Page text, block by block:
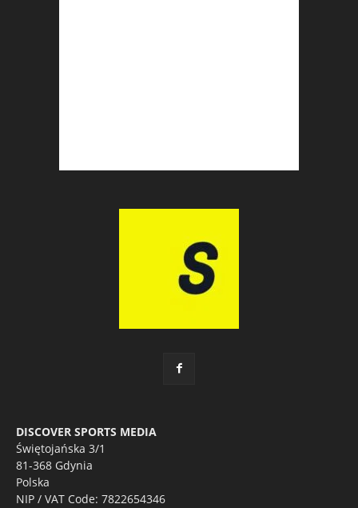
DISCOVER SPORTS MEDIA
Świętojańska 3/1
81-368 Gdynia
Polska
NIP / VAT Code: 7822654346